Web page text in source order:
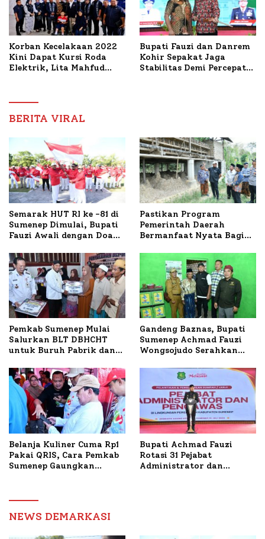
Korban Kecelakaan 2022
Kini Dapat Kursi Roda
Elektrik, Lita Mahfud
Nabil
Bupati Fauzi dan Danrem
Kohir Sepakat Jaga
Stabilitas Demi Percepat
BERITA VIRAL
Semarak HUT RI ke -81 di
Sumenep Dimulai, Bupati
Fauzi Awali dengan Doa
Terbakar
Pastikan Program
Pemerintah Daerah
Bermanfaat Nyata Bagi
Sumenep Tinjau Langsung
Budidaya Lele dan Ayam
Petelur di Desa Bataal
Timur
Pemkab Sumenep Mulai
Salurkan BLT DBHCHT
untuk Buruh Pabrik dan
Gandeng Baznas, Bupati
Sumenep Achmad Fauzi
Wongsojudo Serahkan
Dua Kecamatan
Belanja Kuliner Cuma Rp1
Pakai QRIS, Cara Pemkab
Sumenep Gaungkan
Bupati Achmad Fauzi
Rotasi 31 Pejabat
Administrator dan
NEWS DEMARKASI